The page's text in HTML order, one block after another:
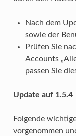
Nach dem
sowie der
Prüfen Sie
Accounts
passen Sie
Update auf 1.5.4
Folgende
vorgenommen